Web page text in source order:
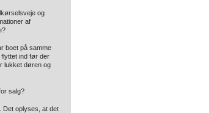
og
af
boet på samme
ind før der
lukket døren og
salg?
Det oplyses, at det